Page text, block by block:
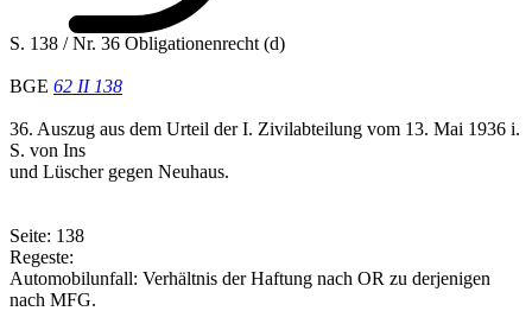
S. 138 / Nr. 36 Obligationenrecht (d)
BGE 62 II 138
36. Auszug aus dem Urteil der I. Zivilabteilung vom 13. Mai 1936 i.
S. von Ins
und Lüscher gegen Neuhaus.
Seite: 138
Regeste:
Automobilunfall: Verhältnis der Haftung nach OR zu derjenigen
nach MFG.